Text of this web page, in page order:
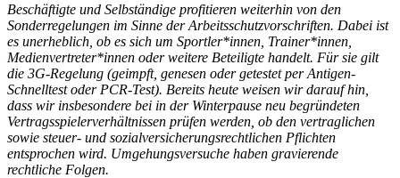
Beschäftigte und Selbständige profitieren weiterhin von den
Sonderregelungen im Sinne der Arbeitsschutzvorschriften. Dabei ist
es unerheblich, ob es sich um Sportler*innen, Trainer*innen,
Medienvertreter*innen oder weitere Beteiligte handelt. Für sie gilt
die 3G-Regelung (geimpft, genesen oder getestet per Antigen-
Schnelltest oder PCR-Test). Bereits heute weisen wir darauf hin,
dass wir insbesondere bei in der Winterpause neu begründeten
Vertragsspielerverhältnissen prüfen werden, ob den vertraglichen
sowie steuer- und sozialversicherungsrechtlichen Pflichten
entsprochen wird. Umgehungsversuche haben gravierende
rechtliche Folgen.